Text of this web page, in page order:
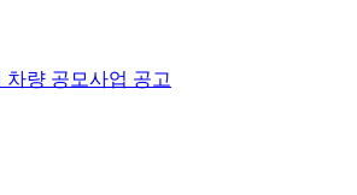
량 공모사업 공고